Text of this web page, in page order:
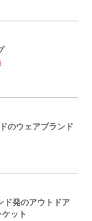
のウェアブランド
ド発のアウトドア
ット